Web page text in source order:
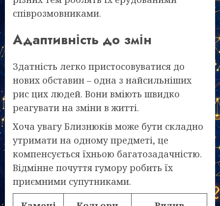
співрозмовниками.
Адаптивність до змін
Здатність легко пристосовуватися до
нових обставин – одна з найсильніших
рис цих людей. Вони вміють швидко
реагувати на зміни в житті.
Хоча увагу Близнюків може бути складно
утримати на одному предметі, це
компенсується їхньою багатозадачністю.
Відмінне почуття гумору робить їх
приємними супутниками.